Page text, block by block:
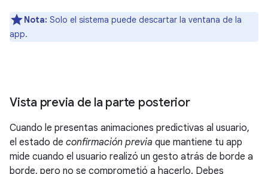
Nota: Solo el sistema puede descartar la ventana de la
app.
Vista previa de la parte posterior
Cuando le presentas animaciones predictivas al usuario,
el estado de confirmación previa que mantiene tu app
mide cuando el usuario realizó un gesto atrás de borde a
borde, pero no se comprometió a hacerlo. Debes